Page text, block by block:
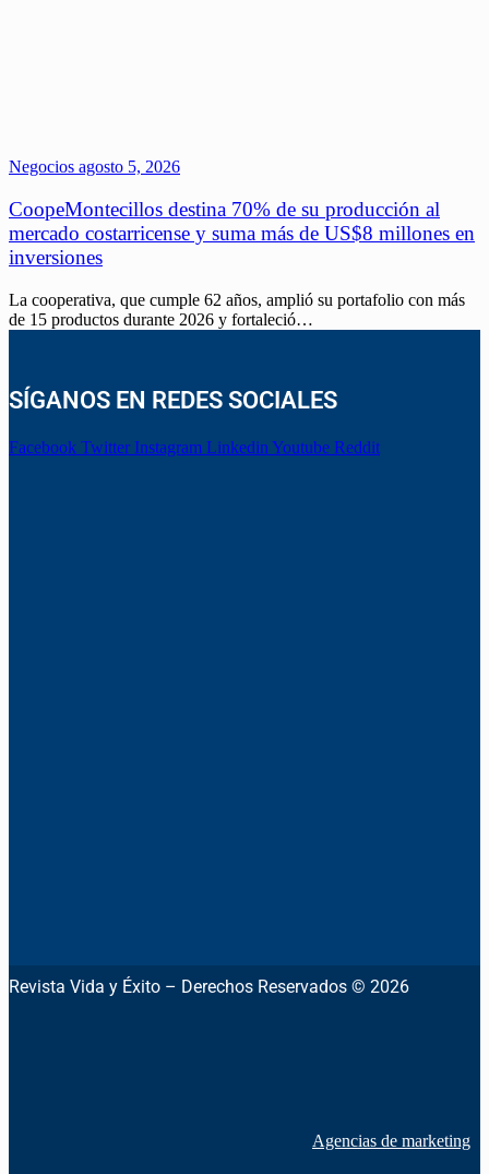
Negocios agosto 5, 2026
CoopeMontecillos destina 70% de su producción al
mercado costarricense y suma más de US$8 millones en
inversiones
La cooperativa, que cumple 62 años, amplió su portafolio con más
de 15 productos durante 2026 y fortaleció…
SÍGANOS EN REDES SOCIALES
Facebook Twitter Instagram Linkedin Youtube Reddit
Revista Vida y Éxito – Derechos Reservados © 2026
Agencias de marketing